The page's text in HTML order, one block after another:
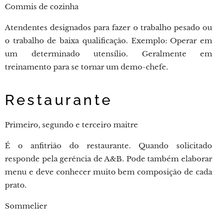
Commis de cozinha
Atendentes designados para fazer o trabalho pesado ou
o trabalho de baixa qualificação. Exemplo: Operar em
um determinado utensílio. Geralmente em
treinamento para se tornar um demo-chefe.
Restaurante
Primeiro, segundo e terceiro maitre
É o anfitrião do restaurante. Quando solicitado
responde pela gerência de A&B. Pode também elaborar
menu e deve conhecer muito bem composição de cada
prato.
Sommelier